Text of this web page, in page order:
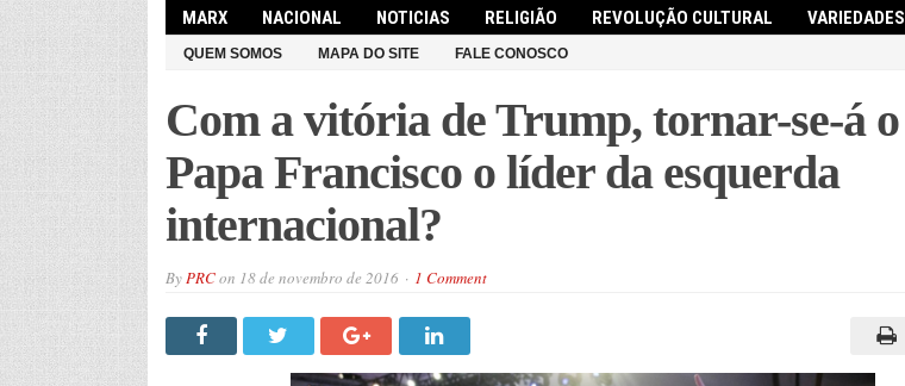
MARX
NACIONAL NOTICIAS RELIGIÃO REVOLUÇÃO CULTURAL VARIEDADES
QUEM SOMOS MAPA DO SITE FALE CONOSCO
Com a vitória de Trump, tornar-se-á o
Papa Francisco o líder da esquerda
internacional?
ByPRCon 18 de novembro de 2016 1 Comment